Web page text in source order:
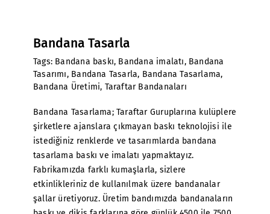
Bandana Tasarla
Tags: Bandana baskı, Bandana imalatı, Bandana
Tasarımı, Bandana Tasarla, Bandana Tasarlama,
Bandana Üretimi, Taraftar Bandanaları
Bandana Tasarlama; Taraftar Guruplarına kulüplere
şirketlere ajanslara çıkmayan baskı teknolojisi ile
istediğiniz renklerde ve tasarımlarda bandana
tasarlama baskı ve imalatı yapmaktayız.
Fabrikamızda farklı kumaşlarla, sizlere
etkinlikleriniz de kullanılmak üzere bandanalar
şallar üretiyoruz. Üretim bandımızda bandanaların